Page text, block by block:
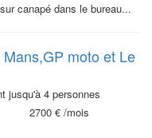
canapé dans le bureau...
moto et Le
jusqu'à 4 personnes
2700 € /mois